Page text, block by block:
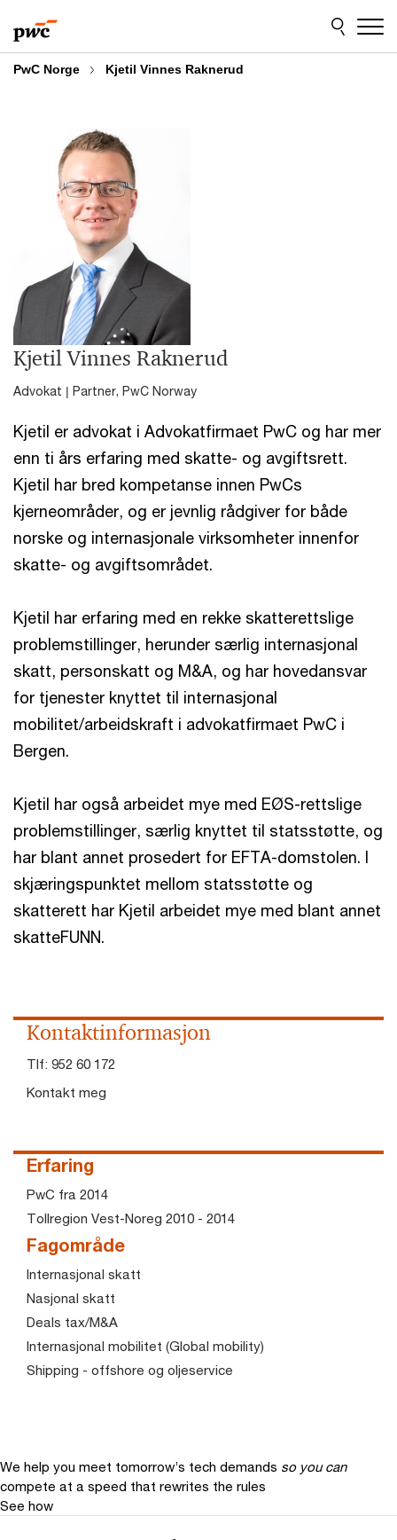
to
content
to
footer
PwC Norge Kjetil Vinnes Raknerud
Kjetil Vinnes Raknerud
Advokat | Partner, PwC Norway
Kjetil er advokat i Advokatfirmaet PwC og har mer
enn ti års erfaring med skatte- og avgiftsrett.
Kjetil har bred kompetanse innen PwCs
kjerneområder, og er jevnlig rådgiver for både
norske og internasjonale virksomheter innenfor
skatte- og avgiftsområdet.
Kjetil har erfaring med en rekke skatterettslige
problemstillinger, herunder særlig internasjonal
skatt, personskatt og M&A, og har hovedansvar
for tjenester knyttet til internasjonal
mobilitet/arbeidskraft i advokatfirmaet PwC i
Bergen.
Kjetil har også arbeidet mye med EØS-rettslige
problemstillinger, særlig knyttet til statsstøtte, og
har blant annet prosedert for EFTA-domstolen. I
skjæringspunktet mellom statsstøtte og
skatterett har Kjetil arbeidet mye med blant annet
skatteFUNN.
Kontaktinformasjon
Tlf: 952 60 172
Kontakt meg
Erfaring
PwC fra 2014
Tollregion Vest-Noreg 2010 - 2014
Fagområde
Internasjonal skatt
Nasjonal skatt
Deals tax/M&A
Internasjonal mobilitet (Global mobility)
Shipping - offshore og oljeservice
We help you meet tomorrow’s tech demands so you can
compete at a speed that rewrites the rules
See how